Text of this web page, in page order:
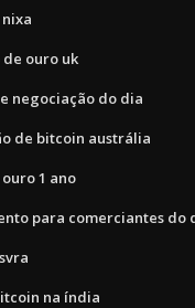
ouro uk
negociação do dia
de bitcoin austrália
1 ano
para comerciantes do
na índia